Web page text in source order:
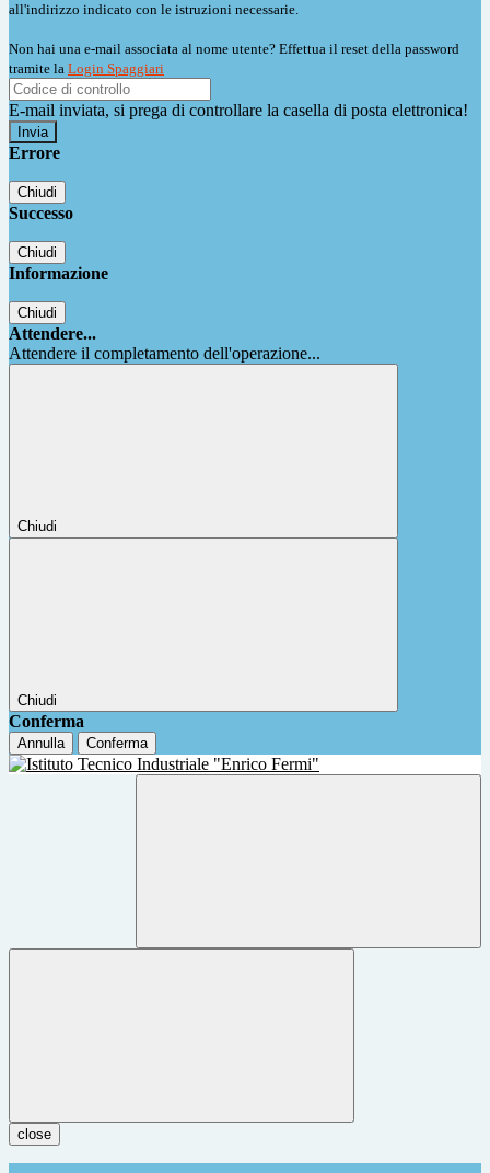
all'indirizzo indicato con le istruzioni necessarie.
Non hai una e-mail associata al nome utente? Effettua il reset della password
tramite la Login Spaggiari
E-mail inviata, si prega di controllare la casella di posta elettronica!
Errore
Chiudi
Successo
Chiudi
Informazione
Chiudi
Attendere...
Attendere il completamento dell'operazione...
Chiudi
Chiudi
Conferma
Annulla Conferma
close